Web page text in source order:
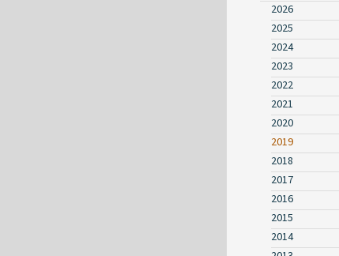
2026
2025
2024
2023
2022
2021
2020
2019
2018
2017
2016
2015
2014